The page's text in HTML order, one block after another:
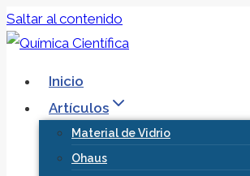
Saltar al contenido
Inicio
Artículos
Material de Vidrio
Ohaus